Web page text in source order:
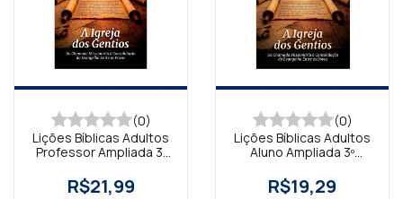
(0)
Lições Bíblicas Adultos
Professor Ampliada 3º
R$21,99
(0)
Lições Bíblicas Adultos
Aluno Ampliada 3º
R$19,29